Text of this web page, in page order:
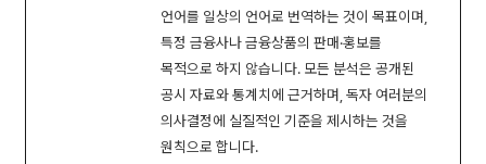
언어를 일상의 언어로 번역하는 것이 목표이며,
특정 금융사나 금융상품의 판매·홍보를
목적으로 하지 않습니다. 모든 분석은 공개된
공시 자료와 통계치에 근거하며, 독자 여러분의
의사결정에 실질적인 기준을 제시하는 것을
원칙으로 합니다.